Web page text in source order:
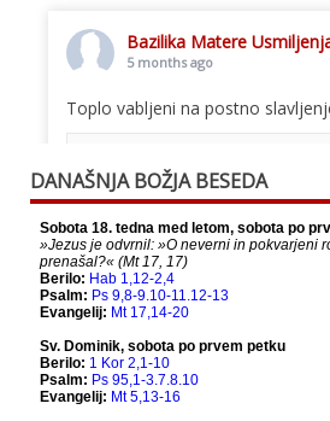
Bazilika Matere
5 months ago
Toplo vabljeni na postno
When this happens, it's usually
owner only shared it with a
people, changed who can see
deleted.
View on Facebook · Share
Bazilika Matere Usmiljenja
12 months ago
DANAŠNJA BOŽJA BESEDA